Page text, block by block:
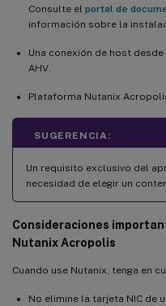
Consulte el portal de
información sobre la
Una conexión de host
AHV.
Plataforma Nutanix
SUGERENCIA:
Un requisito exclusivo del
necesidad de elegir un
Consideraciones
Nutanix Acropolis
Cuando use Nutanix, tenga en
No elimine la tarjeta NIC de